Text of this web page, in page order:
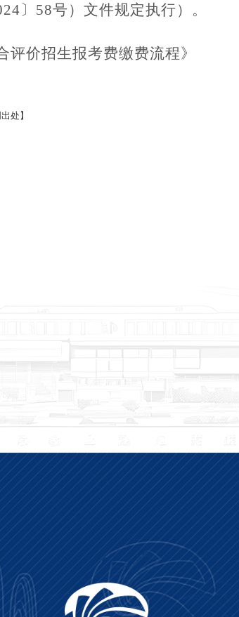
〕58号）文件规定执行）。
评价招生报考费缴费流程》
处】